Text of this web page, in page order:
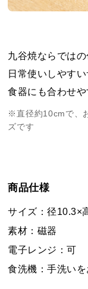
九谷焼ならでは
日常使いしやす
食器にも合わせや
※直径約10cmで、
ズです
商品仕様
サイズ：径10.3×
素材：磁器
電子レンジ：可
食洗機：手洗い